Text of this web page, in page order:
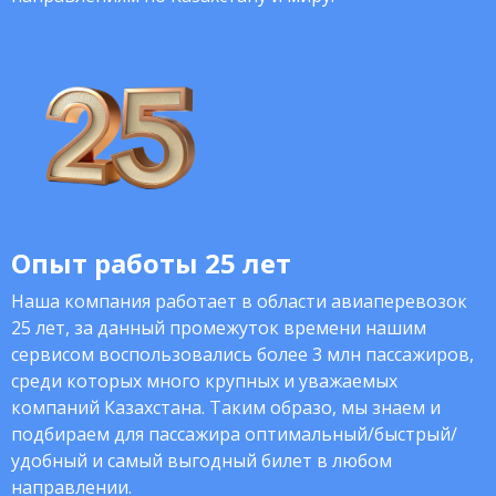
Опыт работы 25 лет
Наша компания работает в области авиаперевозок
25 лет, за данный промежуток времени нашим
сервисом воспользовались более 3 млн пассажиров,
среди которых много крупных и уважаемых
компаний Казахстана. Таким образо, мы знаем и
подбираем для пассажира оптимальный/быстрый/
удобный и самый выгодный билет в любом
направлении.